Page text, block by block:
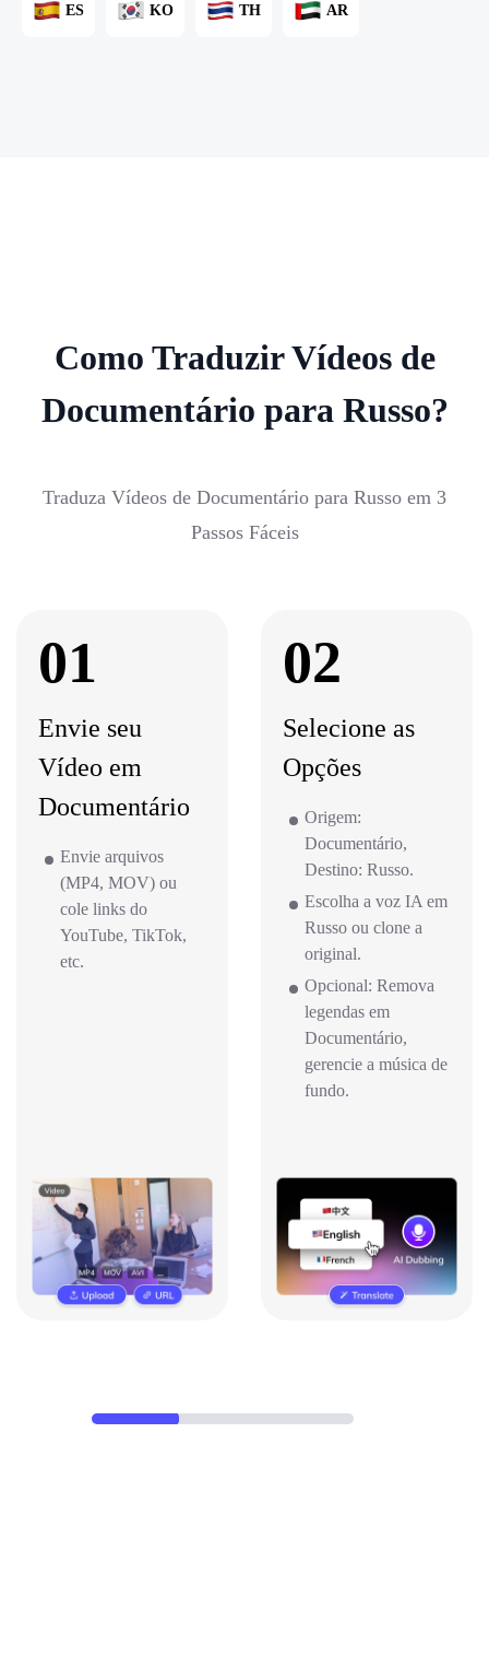
ES KO TH AR
Como Traduzir Vídeos de
Documentário para Russo?
Traduza Vídeos de Documentário para Russo em 3
Passos Fáceis
01
Envie seu
Vídeo em
Documentário
Envie arquivos
(MP4, MOV) ou
cole links do
YouTube, TikTok,
etc.
02
Selecione as
Opções
Origem:
Documentário,
Destino: Russo.
Escolha a voz IA em
Russo ou clone a
original.
Opcional: Remova
legendas em
Documentário,
gerencie a música de
fundo.